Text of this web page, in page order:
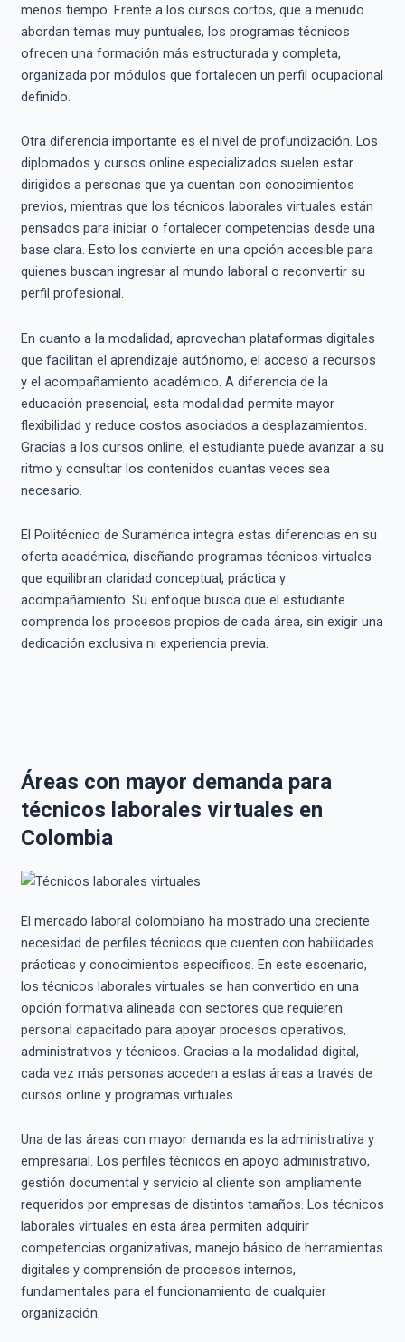
menos tiempo. Frente a los cursos cortos, que a menudo
abordan temas muy puntuales, los programas técnicos
ofrecen una formación más estructurada y completa,
organizada por módulos que fortalecen un perfil ocupacional
definido.
Otra diferencia importante es el nivel de profundización. Los
diplomados y cursos online especializados suelen estar
dirigidos a personas que ya cuentan con conocimientos
previos, mientras que los técnicos laborales virtuales están
pensados para iniciar o fortalecer competencias desde una
base clara. Esto los convierte en una opción accesible para
quienes buscan ingresar al mundo laboral o reconvertir su
perfil profesional.
En cuanto a la modalidad, aprovechan plataformas digitales
que facilitan el aprendizaje autónomo, el acceso a recursos
y el acompañamiento académico. A diferencia de la
educación presencial, esta modalidad permite mayor
flexibilidad y reduce costos asociados a desplazamientos.
Gracias a los cursos online, el estudiante puede avanzar a su
ritmo y consultar los contenidos cuantas veces sea
necesario.
El Politécnico de Suramérica integra estas diferencias en su
oferta académica, diseñando programas técnicos virtuales
que equilibran claridad conceptual, práctica y
acompañamiento. Su enfoque busca que el estudiante
comprenda los procesos propios de cada área, sin exigir una
dedicación exclusiva ni experiencia previa.
Áreas con mayor demanda para
técnicos laborales virtuales en
Colombia
El mercado laboral colombiano ha mostrado una creciente
necesidad de perfiles técnicos que cuenten con habilidades
prácticas y conocimientos específicos. En este escenario,
los técnicos laborales virtuales se han convertido en una
opción formativa alineada con sectores que requieren
personal capacitado para apoyar procesos operativos,
administrativos y técnicos. Gracias a la modalidad digital,
cada vez más personas acceden a estas áreas a través de
cursos online y programas virtuales.
Una de las áreas con mayor demanda es la administrativa y
empresarial. Los perfiles técnicos en apoyo administrativo,
gestión documental y servicio al cliente son ampliamente
requeridos por empresas de distintos tamaños. Los técnicos
laborales virtuales en esta área permiten adquirir
competencias organizativas, manejo básico de herramientas
digitales y comprensión de procesos internos,
fundamentales para el funcionamiento de cualquier
organización.